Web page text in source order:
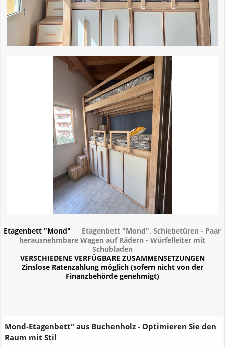
Etagenbett "Mond"
Etagenbett "Mond". Schiebetüren - Paar
herausnehmbare Wagen auf Rädern - Würfelleiter mit
Schubladen
VERSCHIEDENE VERFÜGBARE ZUSAMMENSETZUNGEN
Zinslose Ratenzahlung möglich (sofern nicht von der
Finanzbehörde genehmigt)
Mond-Etagenbett" aus Buchenholz - Optimieren Sie den
Raum mit Stil